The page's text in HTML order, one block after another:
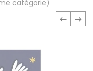
catégorie)